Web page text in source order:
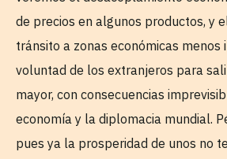
de precios en algunos productos, y
tránsito a zonas económicas menos
voluntad de los extranjeros para
mayor, con consecuencias
economía y la diplomacia mundial.
pues ya la prosperidad de unos no